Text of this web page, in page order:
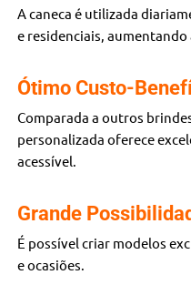
A caneca é utilizada
e residenciais,
Ótimo Custo-
Comparada a outros
personalizada oferece
acessível.
Grande
É possível criar modelos
e ocasiões.